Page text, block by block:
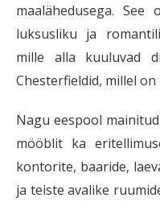
maalähedusega.
luksusliku ja
mille alla kuuluvad
Chesterfieldid, millel
Nagu eespool
mööblit ka
kontorite, baaride,
ja teiste avalike